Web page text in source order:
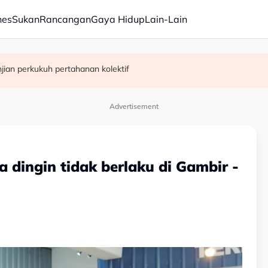
SukanRancanganGaya HidupLain-Lain
dewan majlis baharu White House bernilai RM1.6 bilion
kerajaan pada rakyat - Abang Johari
perkukuh pertahanan kolektif
Advertisement
dingin tidak berlaku di Gambir -